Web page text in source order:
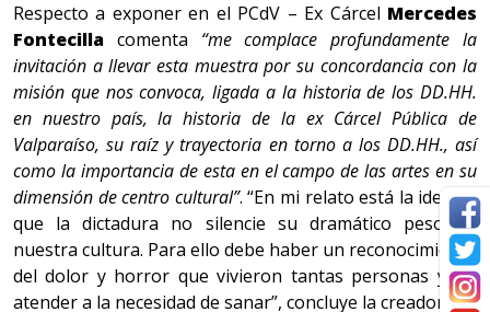
Respecto a exponer en el PCdV – Ex Cárcel Mercedes
Fontecilla comenta “me complace profundamente la
invitación a llevar esta muestra por su concordancia con la
misión que nos convoca, ligada a la historia de los DD.HH.
en nuestro país, la historia de la ex Cárcel Pública de
Valparaíso, su raíz y trayectoria en torno a los DD.HH., así
como la importancia de esta en el campo de las artes en su
dimensión de centro cultural”. “En mi relato está la idea de
que la dictadura no silencie su dramático peso en
nuestra cultura. Para ello debe haber un reconocimiento
del dolor y horror que vivieron tantas personas y así
atender a la necesidad de sanar”, concluye la creadora.